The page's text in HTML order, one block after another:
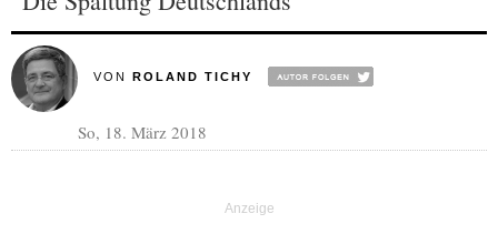
VON ROLAND TICHY
So, 18. März 2018